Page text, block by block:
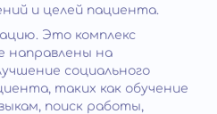
и целей пациента.
Это комплекс
направлены на
социального
таких как обучение
поиск работы,